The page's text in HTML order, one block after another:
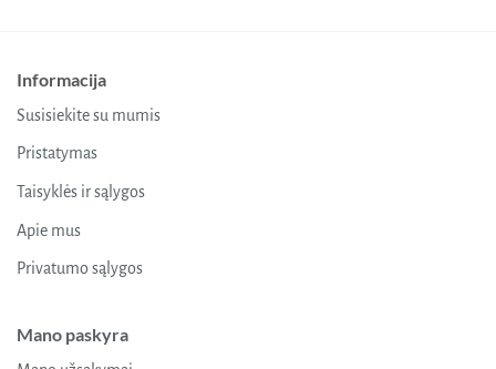
Informacija
Susisiekite su mumis
Pristatymas
Taisyklės ir sąlygos
Apie mus
Privatumo sąlygos
Mano paskyra